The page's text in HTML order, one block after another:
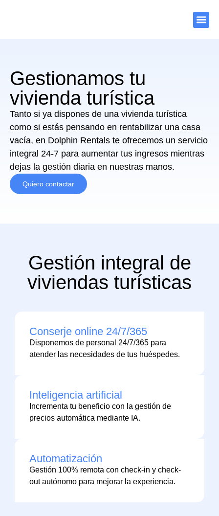
Gestionamos tu
vivienda turística
Tanto si ya dispones de una vivienda turística
como si estás pensando en rentabilizar una casa
vacía, en Dolphin Rentals te ofrecemos un servicio
integral 24-7 para aumentar tus ingresos mientras
dejas la gestión diaria en nuestras manos.
Quiero contactar
Gestión integral de
viviendas turísticas
Conserje online 24/7/365
Disponemos de personal 24/7/365 para
atender las necesidades de tus huéspedes.
Inteligencia artificial
Incrementa tu beneficio con la gestión de
precios automática mediante IA.
Automatización
Gestión 100% remota con check-in y check-
out autónomo para mejorar la experiencia.